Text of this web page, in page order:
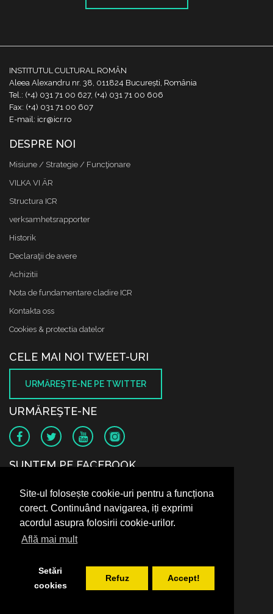
Site-ul folosește cookie-uri pentru a funcționa
corect. Continuând navigarea, iți exprimi
acordul asupra folosirii cookie-urilor.
Află mai mult
Setări
cookies
Refuz Accept!
INSTITUTUL CULTURAL ROMÂN
Aleea Alexandru nr. 38, 011824 București, România
Tel.: (+4) 031 71 00 627, (+4) 031 71 00 606
Fax: (+4) 031 71 00 607
E-mail: icr@icr.ro
DESPRE NOI
Misiune / Strategie / Funcţionare
VILKA VI ÄR
Structura ICR
verksamhetsrapporter
Historik
Declaraţii de avere
Achizitii
Nota de fundamentare cladire ICR
Kontakta oss
Cookies & protectia datelor
CELE MAI NOI TWEET-URI
URMĂREŞTE-NE PE TWITTER
URMĂREŞTE-NE
SUNTEM PE FACEBOOK